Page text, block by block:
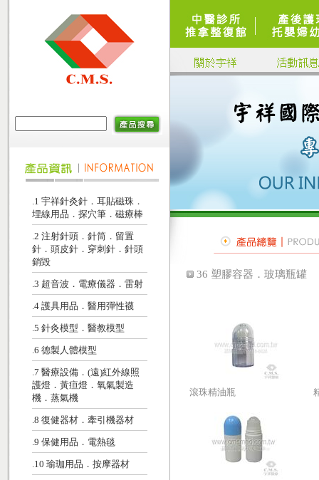
.1 宇祥針灸針．耳貼磁珠．
埋線用品．探穴筆．磁療棒
.2 注射針頭．針筒．留置
針．頭皮針．穿刺針．針頭
銷毀
.3 超音波．電療儀器．雷射
.4 護具用品．醫用彈性襪
.5 針灸模型．醫教模型
.6 德製人體模型
.7 醫療設備．(遠)紅外線照
護燈．黃疸燈．氧氣製造
機．蒸氣機
.8 復健器材．牽引機器材
.9 保健用品．電熱毯
.10 瑜珈用品．按摩器材
36 塑膠容器．玻璃瓶罐
滾珠精油瓶